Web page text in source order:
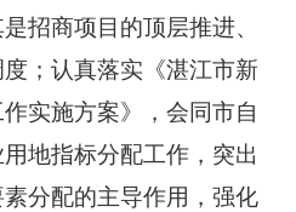
招商项目的顶层推进、
；认真落实《湛江市新
实施方案》，会同市自
地指标分配工作，突出
分配的主导作用，强化